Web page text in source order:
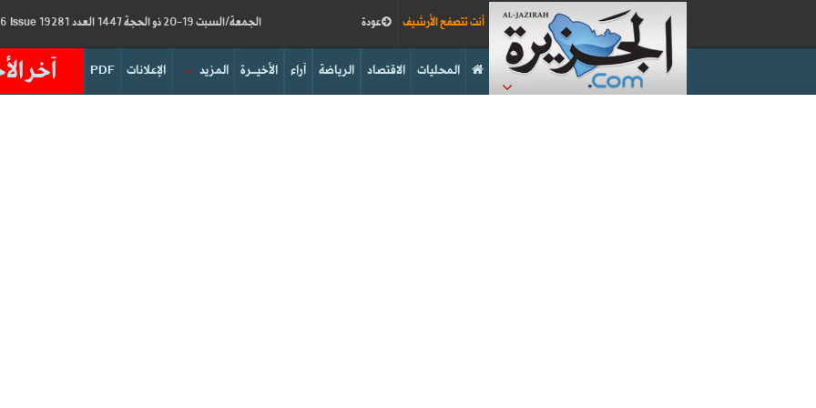
الجمعة/السبت 19-20 ذو الحجة 1447 العدد 19281 Issue عودة أنت تتصفح الأرشيف
آخر PDF الإعلانات المزيد الأخيــرة آراء الرياضة الاقتصاد المحليات